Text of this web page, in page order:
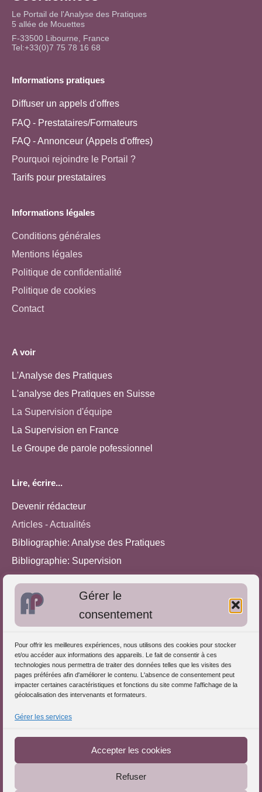
Gérer le
consentement
Pour offrir les meilleures expériences, nous utilisons des cookies pour stocker
et/ou accéder aux informations des appareils. Le fait de consentir à ces
technologies nous permettra de traiter des données telles que les visites des
pages préférées afin d'améliorer le contenu. L'absence de consentement peut
impacter certaines caractéristiques et fonctions du site comme l'affichage de la
géolocalisation des intervenants et formateurs.
Gérer les services
Accepter les cookies
Refuser
Le Portail de l'Analyse des Pratiques
5 allée de Mouettes
F-33500 Libourne, France
Tel:+33(0)7 75 78 16 68
Informations pratiques
Diffuser un appels d'offres
FAQ - Prestataires/Formateurs
FAQ - Annonceur (Appels d'offres)
Pourquoi rejoindre le Portail ?
Tarifs pour prestataires
Informations légales
Conditions générales
Mentions légales
Politique de confidentialité
Politique de cookies
Contact
A voir
L'Analyse des Pratiques
L'analyse des Pratiques en Suisse
La Supervision d'équipe
La Supervision en France
Le Groupe de parole pofessionnel
Lire, écrire...
Devenir rédacteur
Articles - Actualités
Bibliographie: Analyse des Pratiques
Bibliographie: Supervision
Approches de l'Analyse des pratiques
S'inscrire dans l'Annuaire
Publiez vos formations
Charte déontologique